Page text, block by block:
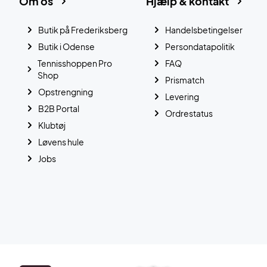
Handelsbetingelser
Persondatapolitik
FAQ
Prismatch
Levering
Ordrestatus
Butik på Frederiksberg
Butik i Odense
Tennisshoppen Pro
Shop
Opstrengning
B2B Portal
Klubtøj
Løvens hule
Jobs